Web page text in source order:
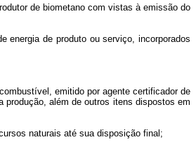
de biometano com vistas à emissão do
energia de produto ou serviço, incorporados
emitido por agente certificador de
produção, além de outros itens dispostos em
naturais até sua disposição final;